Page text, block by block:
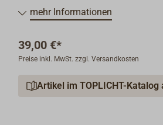
Hölzerne Boote verschwanden
Erfindung von GFK. Das Bauen
tradtionellen Booten anzieht und ist
Tätigkeit von professionellen
Buch, das an den Anfänger wie
mehr Informationen
39,00 €*
Preise inkl. MwSt. zzgl. Versandkosten
Artikel im TOPLICHT-Katalog